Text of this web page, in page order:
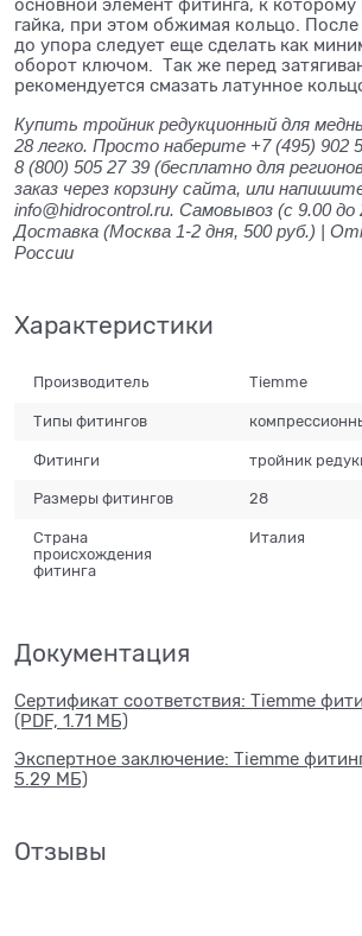
основной элемент фитинга, к которому
гайка, при этом обжимая кольцо.
до упора следует еще сделать как
оборот ключом. Так же перед
рекомендуется смазать латунное
Купить тройник редукционный для
28 легко. Просто наберите +7 (495) 902
8 (800) 505 27 39 (бесплатно для
заказ через корзину сайта, или
info@hidrocontrol.ru. Самовывоз (с 9.00 до
Доставка (Москва 1-2 дня, 500 руб.) |
России
Характеристики
Производитель Tiemme
Типы фитингов
Фитинги тройник
Размеры фитингов 28
Страна
происхождения
фитинга
Италия
Документация
Сертификат соответствия: Tiemme
(PDF, 1.71 МБ)
Экспертное заключение: Tiemme
5.29 МБ)
Отзывы